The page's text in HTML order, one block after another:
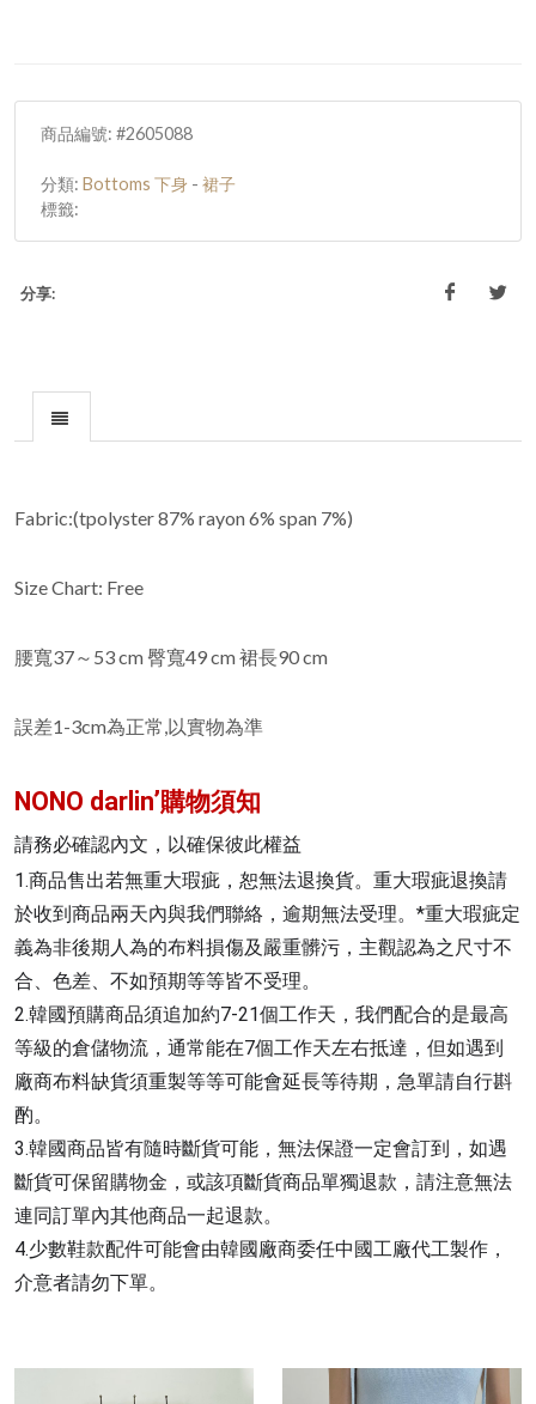
商品編號: #2605088
分類: Bottoms 下身 - 裙子
標籤:
分享:
Fabric:(tpolyster 87% rayon 6% span 7%)
Size Chart: Free
腰寬37～53 cm 臀寬49 cm 裙長90 cm
誤差1-3cm為正常,以實物為準
NONO darlin’購物須知
請務必確認內文，以確保彼此權益
1.商品售出若無重大瑕疵，恕無法退換貨。重大瑕疵退換請
於收到商品兩天內與我們聯絡，逾期無法受理。 *重大瑕疵定
義為非後期人為的布料損傷及嚴重髒污，主觀認為之尺寸不
合、色差、不如預期等等皆不受理。
2.韓國預購商品須追加約7-21個工作天，我們配合的是最高
等級的倉儲物流，通常能在7個工作天左右抵達，但如遇到
廠商布料缺貨須重製等等可能會延長等待期，急單請自行斟
酌。
3.韓國商品皆有隨時斷貨可能，無法保證一定會訂到，如遇
斷貨可保留購物金，或該項斷貨商品單獨退款，請注意無法
連同訂單內其他商品一起退款。
4.少數鞋款配件可能會由韓國廠商委任中國工廠代工製作，
介意者請勿下單。